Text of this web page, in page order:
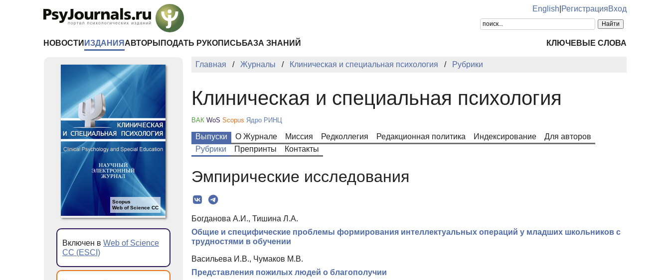
English РегистрацияВход
НОВОСТИ ИЗДАНИЯ АВТОРЫ ПОДАТЬ РУКОПИСЬ БАЗА ЗНАНИЙ КЛЮЧЕВЫЕ СЛОВА
Главная Журналы Клиническая и специальная психология Рубрики
Клиническая и специальная психология
ВАК WoS Scopus Ядро РИНЦ
Выпуски О Журнале Миссия Редколлегия Редакционная политика Индексирование
Для авторов
Рубрики
Препринты Контакты
Эмпирические исследования
Богданова А.И., Тишина Л.А.
Общие и специфические проблемы формирования интеллектуальных операций у младших школьников с
трудностями в обучении
Васильева И.В., Чумаков М.В.
Представления пожилых людей о благополучии
Scopus
Web of Science CC
Включен в Web of Science
CC (ESCI)